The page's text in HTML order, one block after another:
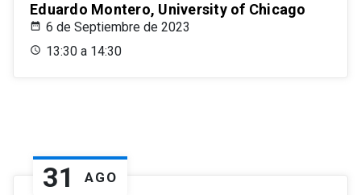
Eduardo Montero, University of Chicago
6 de Septiembre de 2023
13:30 a 14:30
31 AGO